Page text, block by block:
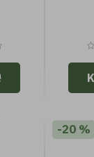
-
-20 %